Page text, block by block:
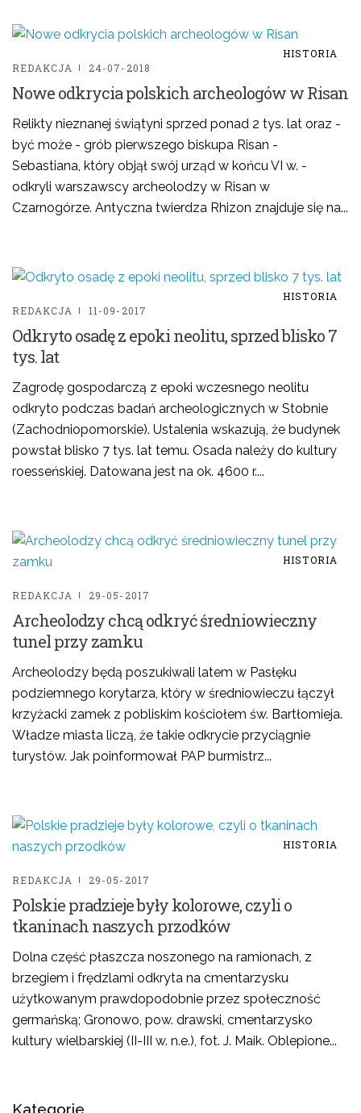
HISTORIA
REDAKCJA
24-07-2018
Nowe odkrycia polskich archeologów w Risan
Relikty nieznanej świątyni sprzed ponad 2 tys. lat oraz -
być może - grób pierwszego biskupa Risan -
Sebastiana, który objął swój urząd w końcu VI w. -
odkryli warszawscy archeolodzy w Risan w
Czarnogórze. Antyczna twierdza Rhizon znajduje się na...
HISTORIA
REDAKCJA
11-09-2017
Odkryto osadę z epoki neolitu, sprzed blisko 7
tys. lat
Zagrodę gospodarczą z epoki wczesnego neolitu
odkryto podczas badań archeologicznych w Stobnie
(Zachodniopomorskie). Ustalenia wskazują, że budynek
powstał blisko 7 tys. lat temu. Osada należy do kultury
roesseńskiej. Datowana jest na ok. 4600 r....
HISTORIA
REDAKCJA 29-05-2017
Archeolodzy chcą odkryć średniowieczny
tunel przy zamku
Archeolodzy będą poszukiwali latem w Pasłęku
podziemnego korytarza, który w średniowieczu łączył
krzyżacki zamek z pobliskim kościołem św. Bartłomieja.
Władze miasta liczą, że takie odkrycie przyciągnie
turystów. Jak poinformował PAP burmistrz...
HISTORIA
REDAKCJA 29-05-2017
Polskie pradzieje były kolorowe, czyli o
tkaninach naszych przodków
Dolna część płaszcza noszonego na ramionach, z
brzegiem i frędzlami odkryta na cmentarzysku
użytkowanym prawdopodobnie przez społeczność
germańską; Gronowo, pow. drawski, cmentarzysko
kultury wielbarskiej (II-III w. n.e.), fot. J. Maik. Oblepione...
Kategorie